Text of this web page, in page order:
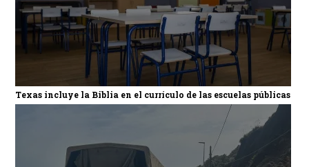
Texas incluye la Biblia en el currículo de las escuelas públicas